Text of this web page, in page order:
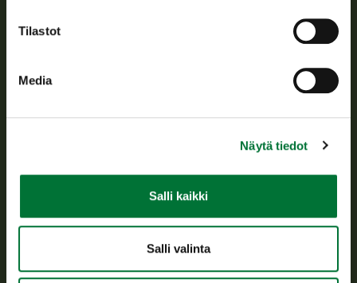
Tilastot
Media
Näytä tiedot
Salli kaikki
Salli valinta
Suomen riistakeskus edistää kestävää riistataloutta, tukee
toimeenpanosta sekä vastaa sille säädetyistä julkisista
Tietoa meistä
Asiakaspalvelu
p. 029 431 2001
Usein kysytyt kysymykset